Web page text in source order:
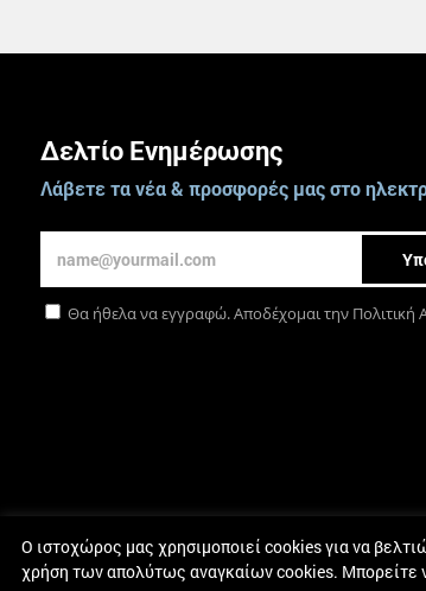
Δελτίο Ενημέρωσης
Λάβετε τα νέα & προσφορές μας στο
Θα ήθελα να εγγραφώ. Αποδέχομαι την
© Πνευματικά Δικαιώματα 2017 - 2026 Andreas Zachariou
Ο ιστοχώρος μας χρησιμοποιεί cookies για να
χρήση των απολύτως αναγκαίων cookies. Μπορείτε